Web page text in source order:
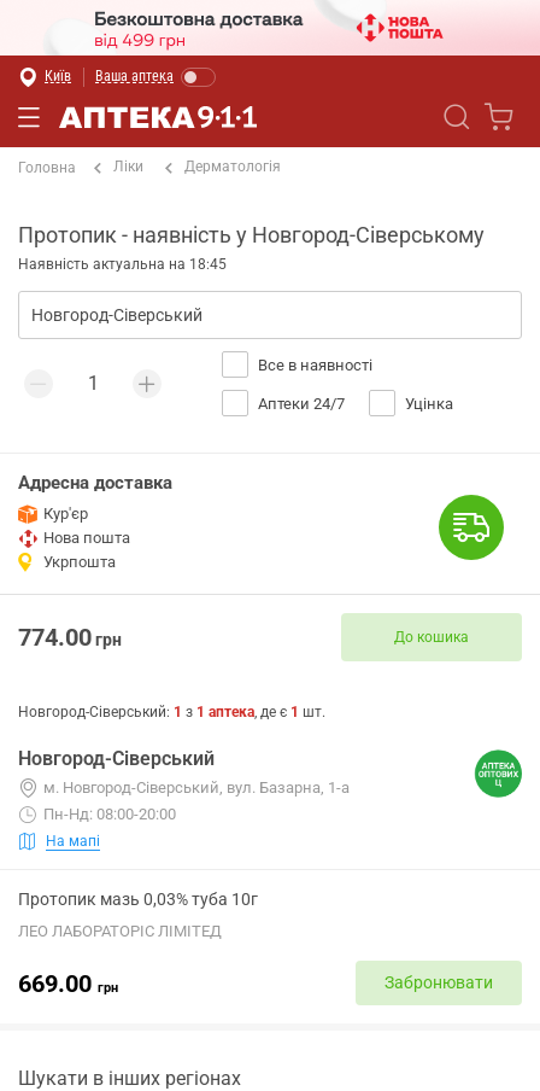
Київ Ваша аптека
Головна Ліки Дерматологія
Протопик - наявність у Новгород-Сіверському
Наявність актуальна на 18:45
Все в наявності
Аптеки 24/7 Уцінка
Адресна доставка
Кур'єр
Нова пошта
Укрпошта
774.00грн До кошика
Новгород-Сіверський: 1 з 1 аптека, де є 1 шт.
Новгород-Сіверський
м. Новгород-Сіверський, вул. Базарна, 1-а
Пн-Нд: 08:00-20:00
На мапі
Протопик мазь 0,03% туба 10г
ЛЕО ЛАБОРАТОРІС ЛІМІТЕД
669.00 грн Забронювати
Шукати в інших регіонах